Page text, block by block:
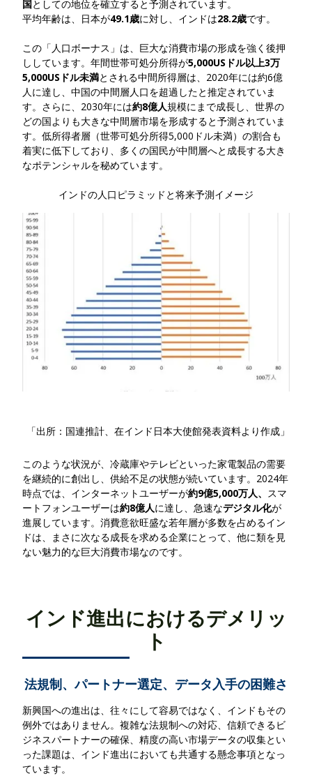
国としての地位を確立すると予測されています。
平均年齢は、日本が49.1歳に対し、インドは28.2歳です。
この「人口ボーナス」は、巨大な消費市場の形成を強く後押
ししています。 年間世帯可処分所得が5,000USドル以上3万
5,000USドル未満とされる中間所得層は、2020年には約6億
人に達し、中国の中間層人口を超過したと推定されていま
す。さらに、 2030年には約8億人規模にまで成長し、世界の
どの国よりも大きな中間層市場を形成すると予測されていま
す。低所得者層（世帯可処分所得5,000ドル未満）の割合も
着実に低下しており、多くの国民が中間層へと成長する大き
なポテンシャルを秘めています。
インドの人口ピラミッドと将来予測イメージ
「出所：国連推計、在インド日本大使館発表資料より作成」
このような状況が、冷蔵庫やテレビといった家電製品の需要
を継続的に創出し、供給不足の状態が続いています。 2024年
時点では、インターネットユーザーが約9億5,000万人、
スマ
ートフォンユーザーは約8億人に達し、急速なデジタル化が
進展しています。消費意欲旺盛な若年層が多数を占めるイン
ドは、まさに次なる成長を求める企業にとって、他に類を見
ない魅力的な巨大消費市場なのです。
インド進出におけるデメリッ
ト
法規制、パートナー選定、データ入手の困難さ
新興国への進出は、往々にして容易ではなく、インドもその
例外ではありません。複雑な法規制への対応、信頼できるビ
ジネスパートナーの確保、精度の高い市場データの収集とい
った課題は、インド進出においても共通する懸念事項となっ
ています。